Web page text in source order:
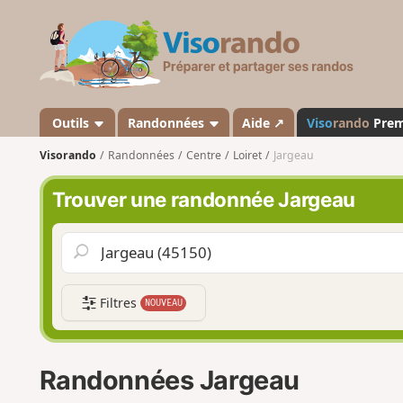
s
a
n
o
Outils Randonnées Aide ↗ Visorando
Visorando Randonnées Centre Loiret Jargeau
Trouver une randonnée Jargeau
Filtres NOUVEAU
Randonnées Jargeau